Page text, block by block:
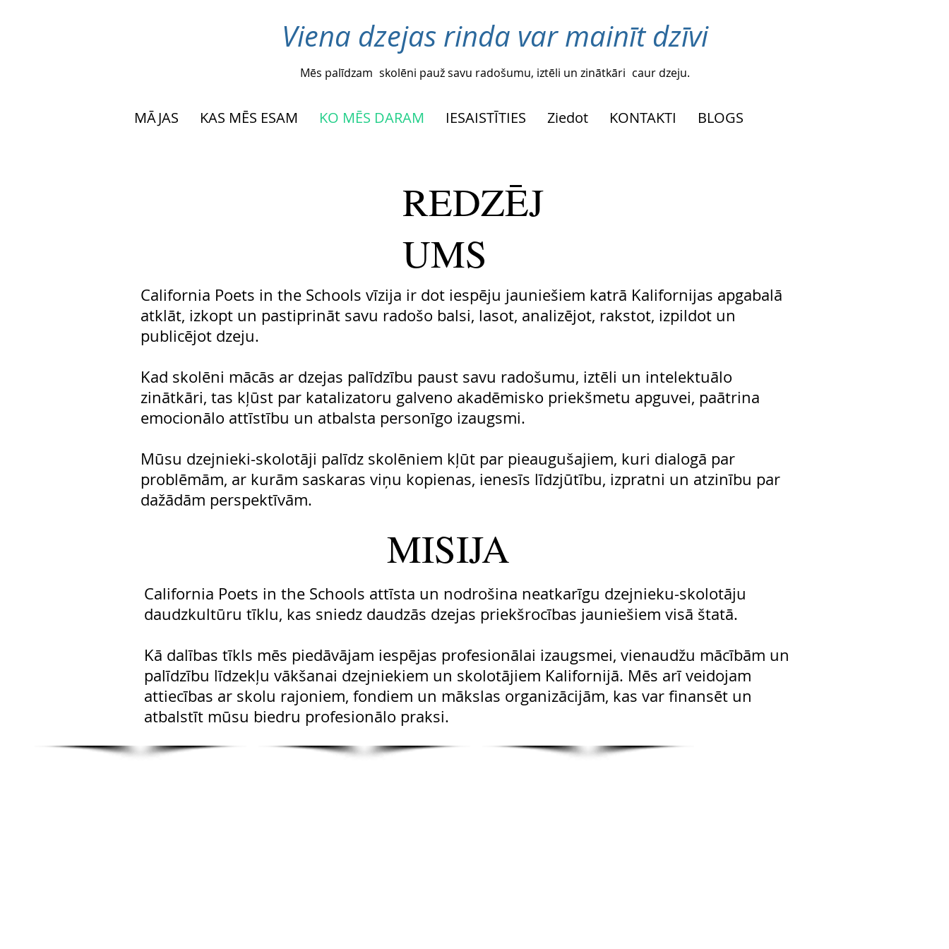
Viena dzejas rinda var mainīt dzīvi
Mēs palīdzam skolēni pauž savu radošumu, iztēli un zinātkāri caur dzeju.
MĀJAS KAS MĒS ESAM KO MĒS DARAM IESAISTĪTIES Ziedot KONTAKTI BLOGS
REDZĒJ
UMS
California Poets in the Schools vīzija ir dot iespēju jauniešiem katrā Kalifornijas apgabalā
atklāt, izkopt un pastiprināt savu radošo balsi, lasot, analizējot, rakstot, izpildot un
publicējot dzeju.
Kad skolēni mācās ar dzejas palīdzību paust savu radošumu, iztēli un intelektuālo
zinātkāri, tas kļūst par katalizatoru galveno akadēmisko priekšmetu apguvei, paātrina
emocionālo attīstību un atbalsta personīgo izaugsmi.
Mūsu dzejnieki-skolotāji palīdz skolēniem kļūt par pieaugušajiem, kuri dialogā par
problēmām, ar kurām saskaras viņu kopienas, ienesīs līdzjūtību, izpratni un atzinību par
dažādām perspektīvām.
MISIJA
California Poets in the Schools attīsta un nodrošina neatkarīgu dzejnieku-skolotāju
daudzkultūru tīklu, kas sniedz daudzās dzejas priekšrocības jauniešiem visā štatā.
Kā dalības tīkls mēs piedāvājam iespējas profesionālai izaugsmei, vienaudžu mācībām un
palīdzību līdzekļu vākšanai dzejniekiem un skolotājiem Kalifornijā. Mēs arī veidojam
attiecības ar skolu rajoniem, fondiem un mākslas organizācijām, kas var finansēt un
atbalstīt mūsu biedru profesionālo praksi.